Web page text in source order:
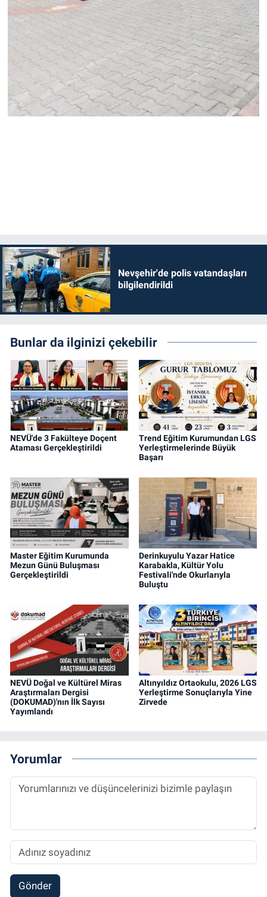
Nevşehir'de polis vatandaşları
bilgilendirildi
Bunlar da ilginizi çekebilir
NEVÜ'de 3 Fakülteye Doçent
Ataması Gerçekleştirildi
Trend Eğitim Kurumundan LGS
Yerleştirmelerinde Büyük
Başarı
Master Eğitim Kurumunda
Mezun Günü Buluşması
Gerçekleştirildi
Derinkuyulu Yazar Hatice
Karabakla, Kültür Yolu
Festivali'nde Okurlarıyla
Buluştu
NEVÜ Doğal ve Kültürel Miras
Araştırmaları Dergisi
(DOKUMAD)'nın İlk Sayısı
Yayımlandı
Altınyıldız Ortaokulu, 2026 LGS
Yerleştirme Sonuçlarıyla Yine
Zirvede
Yorumlar
Gönder